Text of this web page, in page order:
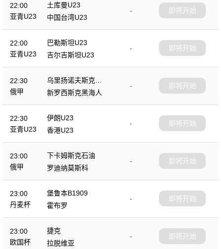
22:00
亚青U23
土库曼U23
-
中国台湾U23
即将开始
22:00
亚青U23
巴勒斯坦U23
-
吉尔吉斯坦U23
即将开始
22:30
俄甲
乌里扬诺夫斯克伏
尔加
-
新罗西斯克黑海人
即将开始
22:30
亚青U23
伊朗U23
-
香港U23
即将开始
23:00
俄甲
下卡姆斯克石油
-
罗迪纳莫斯科
即将开始
23:00
丹麦杯
堡鲁本B1909
-
霍布罗
即将开始
23:00
欧国杯
捷克
-
拉脱维亚
即将开始